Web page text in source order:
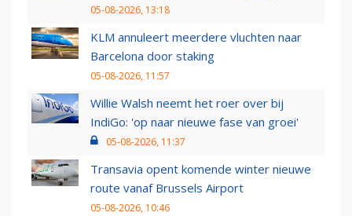
05-08-2026, 13:18
KLM annuleert meerdere vluchten naar
Barcelona door staking
05-08-2026, 11:57
Willie Walsh neemt het roer over bij
IndiGo: 'op naar nieuwe fase van groei'
05-08-2026, 11:37
Transavia opent komende winter nieuwe
route vanaf Brussels Airport
05-08-2026, 10:46